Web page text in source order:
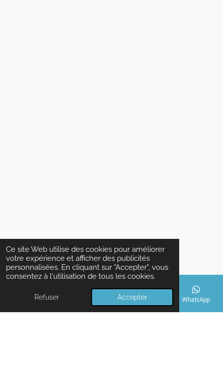
Ce site Web utilise des cookies pour améliorer
votre expérience et afficher des publicités
personnalisées. En cliquant sur "Accepter", vous
consentez à l'utilisation de tous les cookies.
Refuser Accepter
© 2022 Super Mega PC, Siret n° 849.963.889.00019 , 1 Impasse
Téléphone Carte Facebook WhatsApp